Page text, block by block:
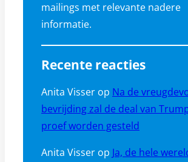
mailings met relevante nadere
informatie.
Recente reacties
Anita Visser op Na de
bevrijding zal de deal van
proef worden gesteld
Anita Visser op Ja, de hele